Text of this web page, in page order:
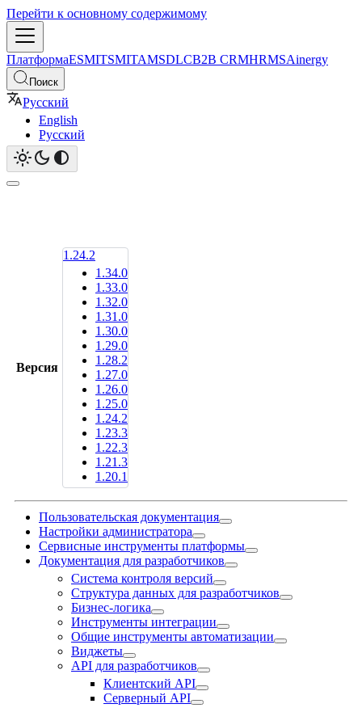
Перейти к основному содержимому
ПлатформаESMITSMITAMSDLCB2B CRMHRMSAinergy
Поиск
Русский
English
Русский
Версия
1.24.2
1.34.0
1.33.0
1.32.0
1.31.0
1.30.0
1.29.0
1.28.2
1.27.0
1.26.0
1.25.0
1.24.2
1.23.3
1.22.3
1.21.3
1.20.1
Пользовательская документация
Настройки администратора
Сервисные инструменты платформы
Документация для разработчиков
Система контроля версий
Структура данных для разработчиков
Бизнес-логика
Инструменты интеграции
Общие инструменты автоматизации
Виджеты
API для разработчиков
Клиентский API
Серверный API